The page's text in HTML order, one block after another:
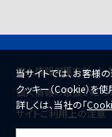
個人情報保護方針
個人情報の取扱いにつ
サイトご利用上の注意
当サイトでは、お客様
クッキー（Cookie）を使
詳しくは、当社の「